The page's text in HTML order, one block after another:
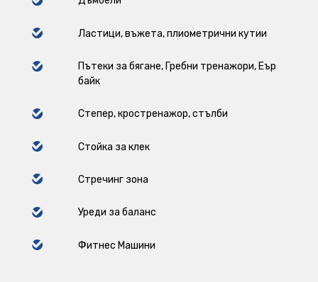
Ластици, въжета, плиометрични кутии
Пътеки за бягане, Гребни тренажори, Еър
байк
Степер, кростренажор, стълби
Стойка за клек
Стречинг зона
Уреди за баланс
Фитнес Машини